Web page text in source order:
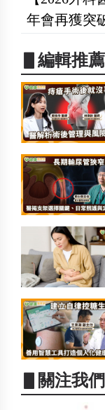
年會再獲突
▋編輯推薦
▋關注我們